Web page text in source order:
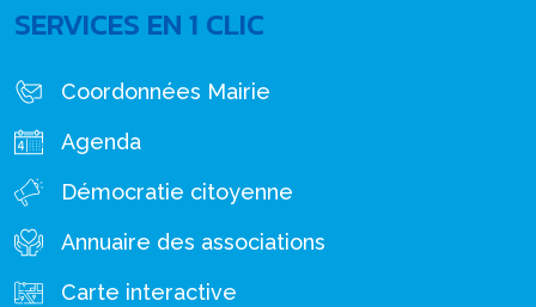
SERVICES EN 1 CLIC
Coordonnées Mairie
Agenda
Démocratie citoyenne
Annuaire des associations
Carte interactive